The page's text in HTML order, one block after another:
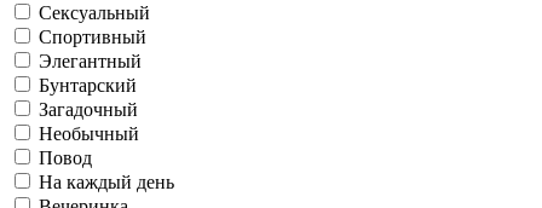
Сексуальный
Спортивный
Элегантный
Бунтарский
Загадочный
Необычный
Повод
На каждый день